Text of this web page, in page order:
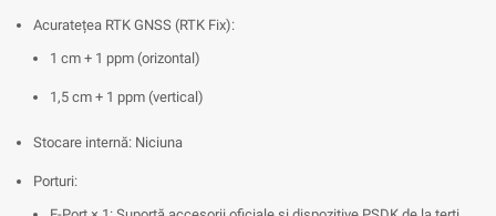
Acuratețea RTK GNSS (RTK Fix):
1 cm + 1 ppm (orizontal)
1,5 cm + 1 ppm (vertical)
Stocare internă: Niciuna
Porturi: